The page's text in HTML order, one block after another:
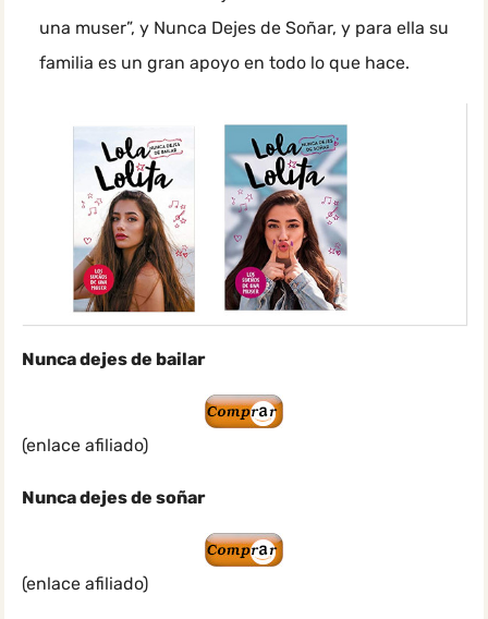
una muser”, y Nunca Dejes de Soñar, y para ella su
familia es un gran apoyo en todo lo que hace.
Nunca dejes de bailar
(enlace afiliado)
Nunca dejes de soñar
(enlace afiliado)